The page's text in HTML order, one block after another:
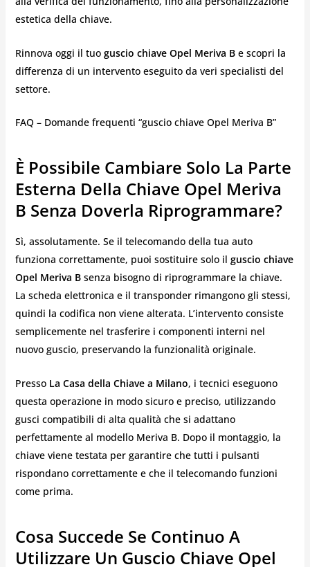
estetica della chiave.
Rinnova oggi il tuo guscio chiave Opel Meriva Be scopri la
differenza di un intervento eseguito da veri specialisti del
settore.
FAQ – Domande frequenti “guscio chiave Opel Meriva B”
È Possibile Cambiare Solo La Parte
Esterna Della Chiave Opel Meriva
B Senza Doverla Riprogrammare?
Sì, assolutamente. Se il telecomando della tua auto
funziona correttamente, puoi sostituire solo il guscio chiave
Opel Meriva Bsenza bisogno di riprogrammare la chiave.
La scheda elettronica e il transponder rimangono gli stessi,
quindi la codifica non viene alterata. L’intervento consiste
semplicemente nel trasferire i componenti interni nel
nuovo guscio, preservando la funzionalità originale.
Presso La Casa della Chiave a Milano, i tecnici eseguono
questa operazione in modo sicuro e preciso, utilizzando
gusci compatibili di alta qualità che si adattano
perfettamente al modello Meriva B. Dopo il montaggio, la
chiave viene testata per garantire che tutti i pulsanti
rispondano correttamente e che il telecomando funzioni
come prima.
Cosa Succede Se Continuo A
Utilizzare Un Guscio Chiave Opel